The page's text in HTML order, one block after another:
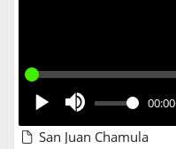
00:00
San Juan Chamula